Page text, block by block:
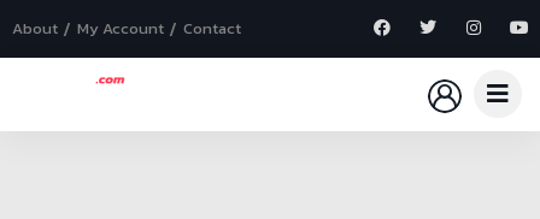
About My Account Contact